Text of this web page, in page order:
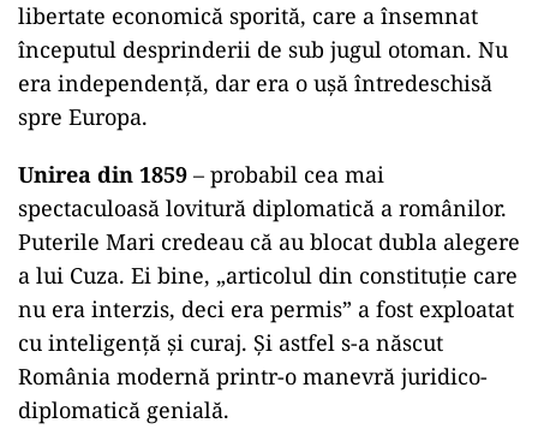
libertate economică sporită, care a însemnat
începutul desprinderii de sub jugul otoman. Nu
era independență, dar era o ușă întredeschisă
spre Europa.
Unirea din 1859 – probabil cea mai
spectaculoasă lovitură diplomatică a românilor.
Puterile Mari credeau că au blocat dubla alegere
a lui Cuza. Ei bine, „articolul din constituție care
nu era interzis, deci era permis” a fost exploatat
cu inteligență și curaj. Și astfel s-a născut
România modernă printr-o manevră juridico-
diplomatică genială.